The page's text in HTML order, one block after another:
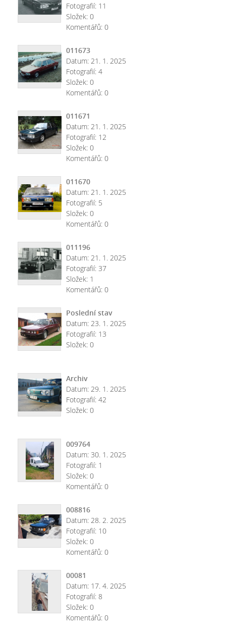
Fotografií: 11
Složek: 0
Komentářů: 0
011673
Datum: 21. 1. 2025
Fotografií: 4
Složek: 0
Komentářů: 0
011671
Datum: 21. 1. 2025
Fotografií: 12
Složek: 0
Komentářů: 0
011670
Datum: 21. 1. 2025
Fotografií: 5
Složek: 0
Komentářů: 0
011196
Datum: 21. 1. 2025
Fotografií: 37
Složek: 1
Komentářů: 0
Poslední stav
Datum: 23. 1. 2025
Fotografií: 13
Složek: 0
Archiv
Datum: 29. 1. 2025
Fotografií: 42
Složek: 0
009764
Datum: 30. 1. 2025
Fotografií: 1
Složek: 0
Komentářů: 0
008816
Datum: 28. 2. 2025
Fotografií: 10
Složek: 0
Komentářů: 0
00081
Datum: 17. 4. 2025
Fotografií: 8
Složek: 0
Komentářů: 0